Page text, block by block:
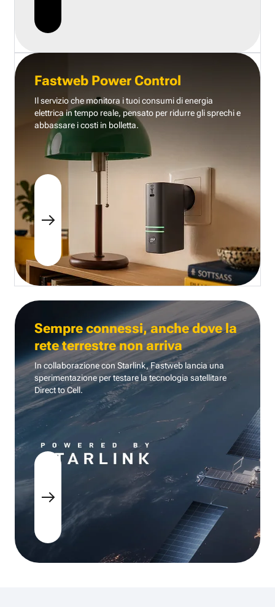
Fastweb Power Control
Il servizio che monitora i tuoi consumi di energia
elettrica in tempo reale, pensato per ridurre gli sprechi e
abbassare i costi in bolletta.
Sempre connessi, anche dove la
rete terrestre non arriva
In collaborazione con Starlink, Fastweb lancia una
sperimentazione per testare la tecnologia satellitare
Direct to Cell.